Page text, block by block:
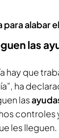
para alabar
las
hay que
ha
las
controles
les